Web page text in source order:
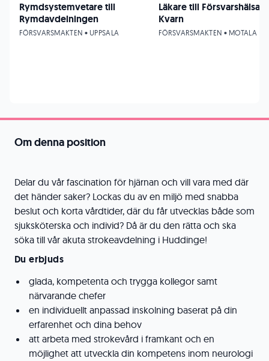
Om denna position
Delar du vår fascination för hjärnan och vill vara med där
det händer saker? Lockas du av en miljö med snabba
beslut och korta vårdtider, där du får utvecklas både som
sjuksköterska och individ? Då är du den rätta och ska
söka till vår akuta strokeavdelning i Huddinge!
Du erbjuds
glada, kompetenta och trygga kollegor samt
närvarande chefer
en individuellt anpassad inskolning baserat på din
erfarenhet och dina behov
att arbeta med strokevård i framkant och en
möjlighet att utveckla din kompetens inom neurologi
Rymdsystemvetare till
Rymdavdelningen
FÖRSVARSMAKTEN • UPPSALA
Läkare till Försvarshälsan
Kvarn
FÖRSVARSMAKTEN • MOTALA